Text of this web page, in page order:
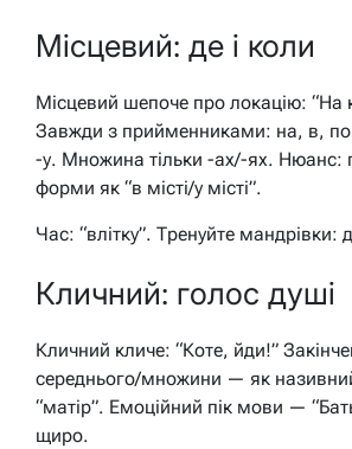
Місцевий: де і коли
Місцевий шепоче про локацію: “На
Завжди з прийменниками: на, в, по.
-у. Множина тільки -ах/-ях. Нюанс:
форми як “в місті/у місті”.
Час: “влітку”. Тренуйте мандрівки:
Кличний: голос душі
Кличний кличе: “Коте, йди!”
середнього/множини — як
“матір”. Емоційний пік мови —
щиро.